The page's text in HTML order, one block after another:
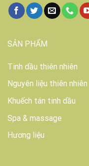
SẢN PHẨM
Tinh dầu thiên nhiên
Nguyên liệu thiên nhiên
Khuếch tán tinh dầu
Spa & massage
Hương liệu